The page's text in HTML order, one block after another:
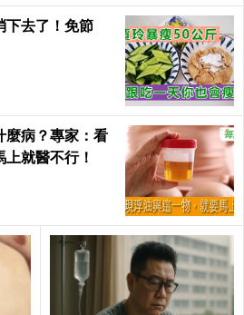
下去了！免節
麼病？專家：看
就醫不行！